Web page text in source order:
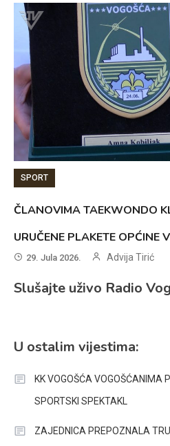
SPORT
ČLANOVIMA TAEKWONDO
URUČENE PLAKETE OPĆINE
29. Jula 2026. Advija Tirić
Slušajte uživo Radio
U ostalim vijestima:
KK VOGOŠĆA VOGOŠĆANIMA
SPORTSKI SPEKTAKL
ZAJEDNICA PREPOZNALA